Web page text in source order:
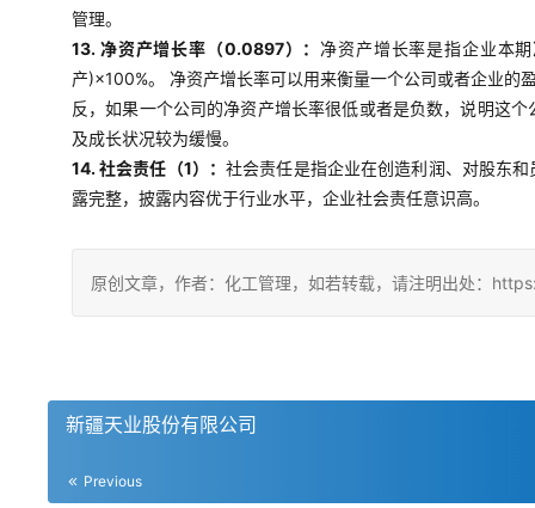
管理。
13. 净资产增长率（0.0897）： 净资产增长率是指企业本
产)×100%。 净资产增长率可以用来衡量一个公司或者企业的
反，如果一个公司的净资产增长率很低或者是负数，说明这
及成长状况较为缓慢。
14. 社会责任（1）：社会责任是指企业在创造利润、对股东
露完整，披露内容优于行业水平，企业社会责任意识高。
原创文章，作者：化工管理，如若转载，请注明出处：
新疆天业股份有限公司
Previous